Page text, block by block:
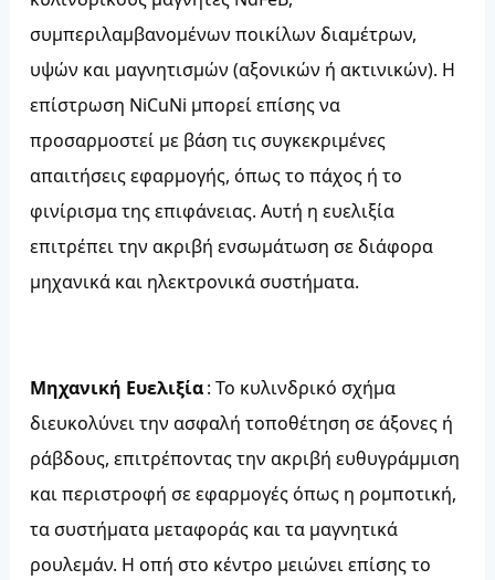
συμπεριλαμβανομένων ποικίλων διαμέτρων,
υψών και μαγνητισμών (αξονικών ή ακτινικών). Η
επίστρωση NiCuNi μπορεί επίσης να
προσαρμοστεί με βάση τις συγκεκριμένες
απαιτήσεις εφαρμογής, όπως το πάχος ή το
φινίρισμα της επιφάνειας. Αυτή η ευελιξία
επιτρέπει την ακριβή ενσωμάτωση σε διάφορα
μηχανικά και ηλεκτρονικά συστήματα.
Μηχανική Ευελιξία: Το κυλινδρικό σχήμα
διευκολύνει την ασφαλή τοποθέτηση σε άξονες ή
ράβδους, επιτρέποντας την ακριβή ευθυγράμμιση
και περιστροφή σε εφαρμογές όπως η ρομποτική,
τα συστήματα μεταφοράς και τα μαγνητικά
ρουλεμάν. Η οπή στο κέντρο μειώνει επίσης το